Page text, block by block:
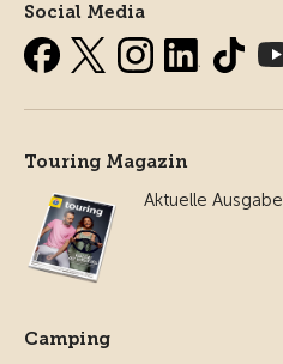
Social Media
Touring Magazin
Aktuelle Ausgabe
Camping